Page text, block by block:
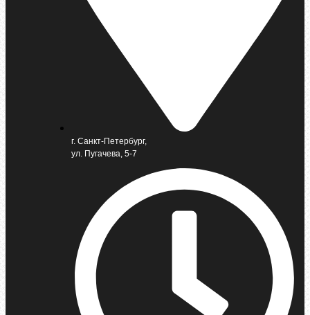
г. Санкт-Петербург,
ул. Пугачева, 5-7